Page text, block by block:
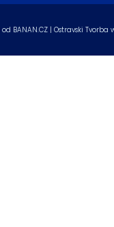
od BANAN.CZ| Ostravski Tvorba